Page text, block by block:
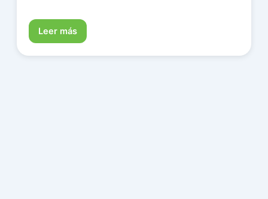
Leer más